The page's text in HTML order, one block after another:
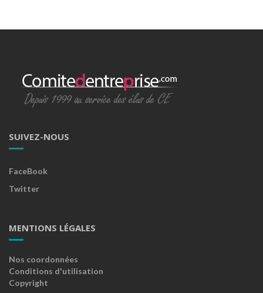
SUIVEZ-NOUS
FaceBook
Twitter
MENTIONS LÉGALES
Nos coordonnées
Conditions d'utilisation
Copyright